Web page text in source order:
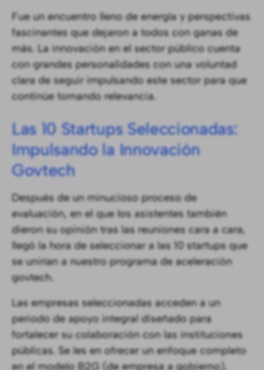
Fue un encuentro lleno de energía y perspectivas
fascinantes que dejaron a todos con ganas de
más. La innovación en el sector público cuenta
con grandes personalidades con una voluntad
clara de seguir impulsando este sector para que
continúe tomando relevancia.
Las 10 Startups Seleccionadas:
Impulsando la Innovación
Govtech
Después de un minucioso proceso de
evaluación, en el que los asistentes también
dieron su opinión tras las reuniones cara a cara,
llegó la hora de seleccionar a las 10 startups que
se unirían a nuestro programa de aceleración
govtech.
Las empresas seleccionadas acceden a un
periodo de apoyo integral diseñado para
fortalecer su colaboración con las instituciones
públicas. Se les en ofrecer un enfoque completo
en el modelo B2G (de empresa a gobierno),